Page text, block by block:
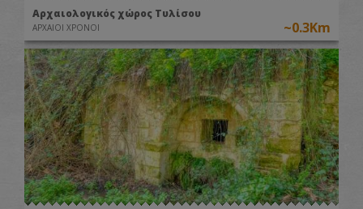
Αρχαιολογικός χώρος Τυλίσου
ΑΡΧΑΙΟΙ ΧΡΟΝΟΙ ~0.3Km